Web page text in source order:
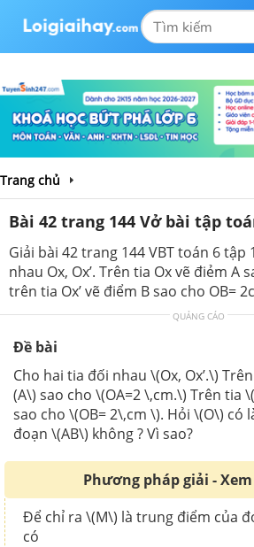
Trang chủ
Bài 42 trang 144 Vở bài tập
Giải bài 42 trang 144 VBT toán 6 tập
nhau Ox, Ox’. Trên tia Ox vẽ điẻm A
trên tia Ox’ vẽ điểm B sao cho OB=
QUẢNG CÁO
Đề bài
Cho hai tia đối nhau \(Ox, Ox’.\)
(A\) sao cho \(OA=2 \,cm.\) Trên tia
sao cho \(OB= 2\,cm \). Hỏi \(O\) có
đoạn \(AB\) không ? Vì sao?
Phương pháp giải -
Để chỉ ra \(M\) là trung điểm của
có